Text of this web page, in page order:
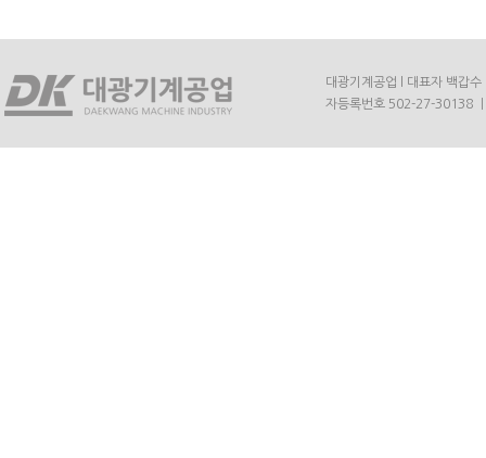
대광기계공업 l 대표자 백갑
자등록번호 502-27-30138